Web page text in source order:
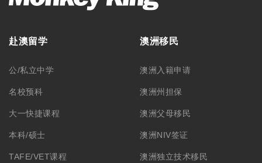
赴澳留学
公/私立中学
名校预科
大一快捷课程
本科/硕士
TAFE/VET课程
澳洲移民
澳洲入籍申请
澳洲州担保
澳洲父母移民
澳洲NIV签证
澳洲独立技术移民